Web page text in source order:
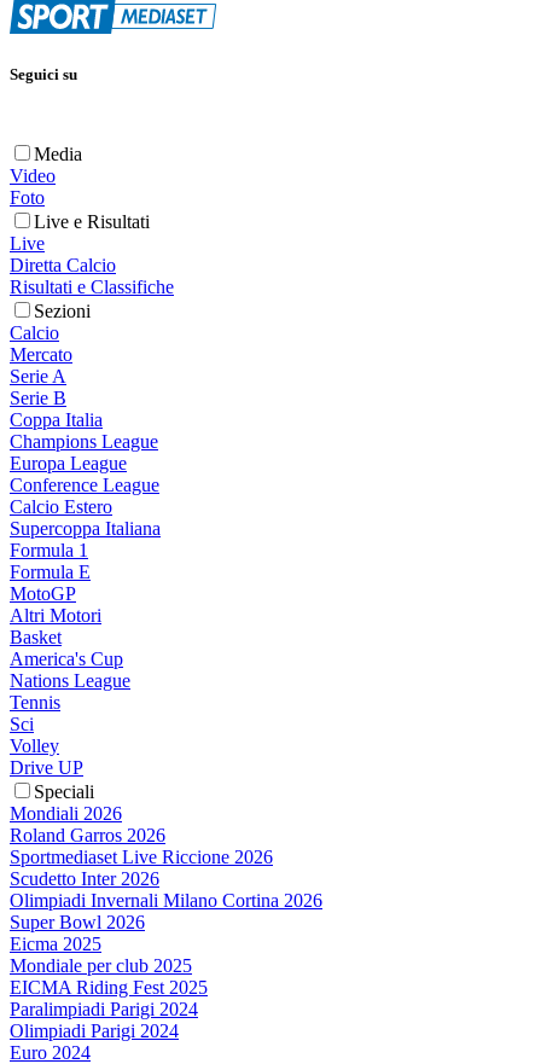
Seguici su
Media
Video
Foto
Live e Risultati
Live
Diretta Calcio
Risultati e Classifiche
Sezioni
Calcio
Mercato
Serie A
Serie B
Coppa Italia
Champions League
Europa League
Conference League
Calcio Estero
Supercoppa Italiana
Formula 1
Formula E
MotoGP
Altri Motori
Basket
America's Cup
Nations League
Tennis
Sci
Volley
Drive UP
Speciali
Mondiali 2026
Roland Garros 2026
Sportmediaset Live Riccione 2026
Scudetto Inter 2026
Olimpiadi Invernali Milano Cortina 2026
Super Bowl 2026
Eicma 2025
Mondiale per club 2025
EICMA Riding Fest 2025
Paralimpiadi Parigi 2024
Olimpiadi Parigi 2024
Euro 2024